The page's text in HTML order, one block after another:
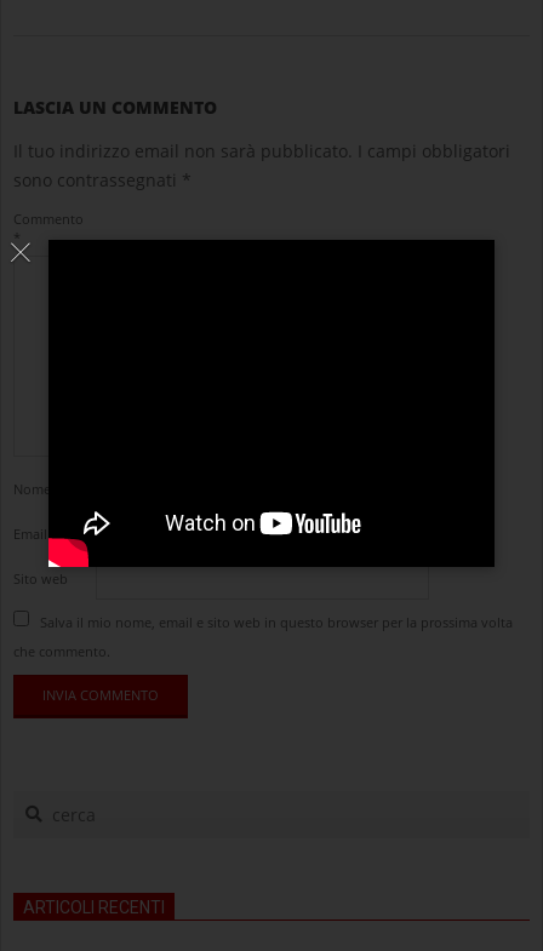
LASCIA UN COMMENTO
Il tuo indirizzo email non sarà pubblicato.
I campi obbligatori
sono contrassegnati *
Commento
*
Nome
Email
Sito web
Salva il mio nome, email e sito web in questo browser per la prossima volta
che commento.
cerca
ARTICOLI RECENTI